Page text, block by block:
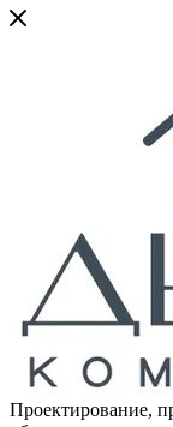
Проектирование,